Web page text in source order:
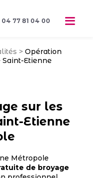
04 77 81 04 00
> Opération
Saint-Etienne
sur les
Etienne
Métropole
de broyage